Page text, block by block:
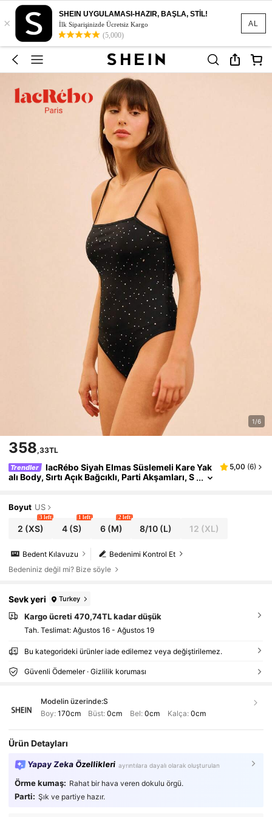
AL
×
SHEIN UYGULAMASI-HAZIR, BAŞLA, STİL!
İlk Siparişinizde Ücretsiz Kargo
(5,000)
1/6
358,33TL
Trendler
lacRébo Siyah Elmas Süslemeli Kare Yak
alı Body, Sırtı Açık Bağcıklı, Parti Akşamları, S
onbahar ve Kış İçin Uygun
5,00 (6)
Boyut US
2 (XS)
3 left
4(S)
1 left
6(M)
2 left
8/10 (L) 12 (XL)
Bedenimi Kontrol Et
Bedent Kılavuzu
Bedeniniz değil mi? Bize söyle
Sevk yeri Turkey
Kargo ücreti 470,74TL kadar düşük
Tah. Teslimat: Ağustos 16 - Ağustos 19
Bu kategorideki ürünler iade edilemez veya değiştirilemez.
Güvenli Ödemeler · Gizlilik koruması
Modelin üzerinde:S
Boy: 170cm Büst:0cm Bel: 0cm Kalça: 0cm
Ürün Detayları
Yapay Zeka Özellikleri ayrıntılara dayalı olarak oluşturulan
Örme kumaş: Rahat bir hava veren dokulu örgü.
Parti: Şık ve partiye hazır.